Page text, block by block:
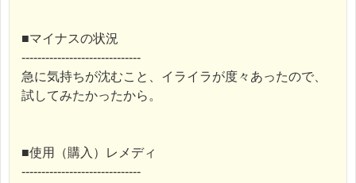
■マイナスの状況
------------------------------
急に気持ちが沈むこと、イライラが度々あったので、
試してみたかったから。
■使用（購入）レメディ
------------------------------